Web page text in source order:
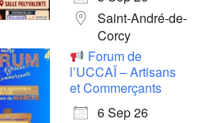
Saint-André-de-
Corcy
Forum de
l’UCCAÏ – Artisans
et Commerçants
6 Sep 26